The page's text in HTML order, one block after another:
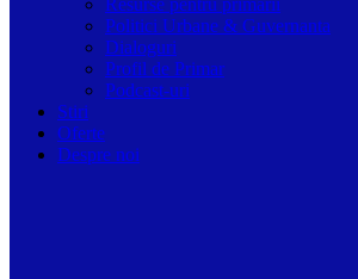
Resurse pentru primarii
Politici Urbane & Guvernanta
Dialoguri
Profil de Primar
Podcast-uri
Stiri
Oferte
Despre noi